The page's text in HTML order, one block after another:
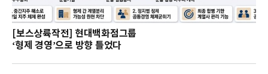
[보스상륙작전] 현대백화점그룹
‘형제 경영’으로 방향 틀었다